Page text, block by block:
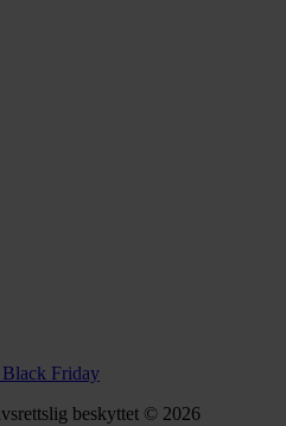
Friday
beskyttet © 2026